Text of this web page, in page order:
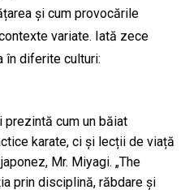
și cum provocările
variate. Iată zece
în diferite culturi:
cum un băiat
karate, ci și lecții de viață
Mr. Miyagi. „The
prin disciplină, răbdare și